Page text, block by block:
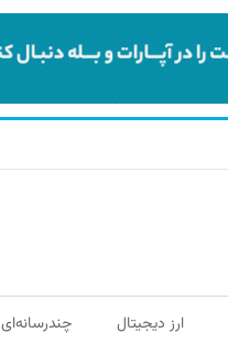
ارز دیجیتال چندرسانه‌ای